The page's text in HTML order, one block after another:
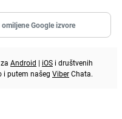
Google izvore
Android | iOS i društvenih
i putem našeg ViberChata.